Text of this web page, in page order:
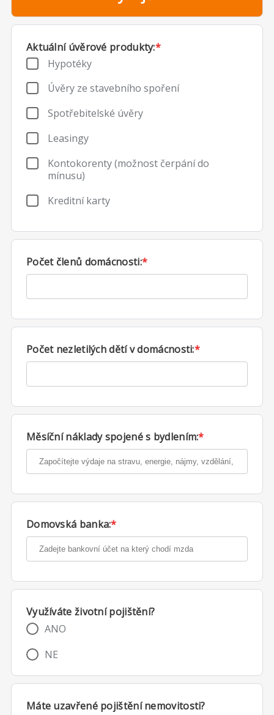
Aktuální úvěrové produkty:*
Hypotéky
Úvěry ze stavebního spoření
Spotřebitelské úvěry
Leasingy
Kontokorenty (možnost čerpání do
mínusu)
Kreditní karty
Počet členů domácnosti:*
Počet nezletilých dětí v domácnosti:*
Měsíční náklady spojené s bydlením:*
Domovská banka:*
Využíváte životní pojištění?
ANO
NE
Máte uzavřené pojištění nemovitosti?